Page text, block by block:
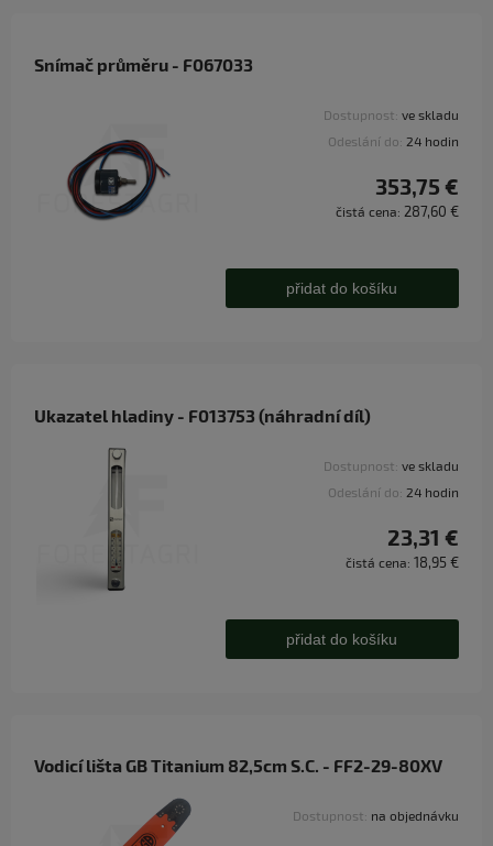
Snímač průměru - F067033
Dostupnost: ve skladu
Odeslání do: 24 hodin
353,75 €
čistá cena: 287,60 €
přidat do košíku
Ukazatel hladiny - F013753 (náhradní díl)
Dostupnost: ve skladu
Odeslání do: 24 hodin
23,31 €
čistá cena: 18,95 €
přidat do košíku
Vodicí lišta GB Titanium 82,5cm S.C. - FF2-29-80XV
Dostupnost: na objednávku